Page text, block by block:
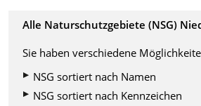
Alle Naturschutzgebiete (NSG)
Sie haben verschiedene
NSG sortiert nach Namen
NSG sortiert nach Kennzeichen